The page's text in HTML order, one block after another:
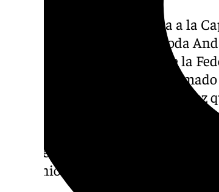
La candidatura de Granada a la
2031 es ya un proyecto de toda
de la comunidad, a través de la
Provincias (FAMP), se han
abanderado de la región, toda vez
proceso. «Nos sentimos
nos unimos a su deseo», ha
alcalde de Córdoba, José María
convenio de adhesión a la